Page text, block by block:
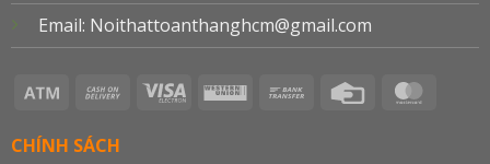
Email: Noithattoanthanghcm@gmail.com
Atm
Cash
Visa
Western
Bank
Credit
CHÍNH SÁCH